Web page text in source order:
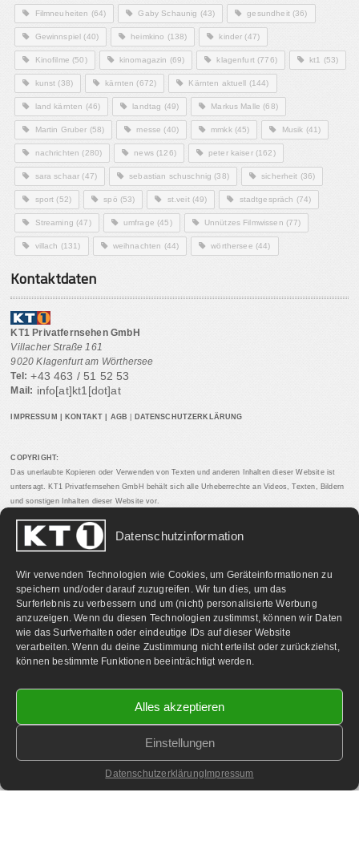
Datenschutzinformation
Wir verwenden Technologien wie Cookies, um Geräteinformationen zu
speichern und/oder darauf zuzugreifen. Wir tun dies, um das
Surferlebnis zu verbessern und um (nicht) personalisierte Werbung
anzuzeigen. Wenn du diesen Technologien zustimmst, können wir Daten
wie das Surfverhalten oder eindeutige IDs auf dieser Website
verarbeiten. Wenn du deine Zustimmung nicht erteilst oder zurückziehst,
können bestimmte Funktionen beeinträchtigt werden.
Alles akzeptieren
Einstellungen
Datenschutzerklärung Impressum
Filmneuheiten (64) Gaby Schaunig (43) gesundheit(36)
Gewinnspiel (40) heimkino (138) kinder (47)
Kinofilme (50) kinomagazin (69) klagenfurt(776) kt1 (53)
kunst (38) kärnten (672) Kärnten aktuell (144)
land kärnten (46) landtag (49) Markus Malle (68)
Martin Gruber (58) messe (40) mmkk(45) Musik (41)
nachrichten (280) news(126) peter kaiser(162)
sara schaar (47) sebastian schuschnig (38) sicherheit (36)
sport (52) spö (53) st.veit(49) stadtgespräch (74)
Streaming (47) umfrage (45) Unnützes Filmwissen (77)
villach (131) weihnachten (44) wörthersee (44)
Kontaktdaten
KT1 Privatfernsehen GmbH
Villacher Straße 161
9020 Klagenfurt am Wörthersee
Tel: +43 463 / 51 52 53
Mail: info[at]kt1[dot]at
IMPRESSUM KONTAKT AGB DATENSCHUTZERKLÄRUNG
COPYRIGHT:
Das unerlaubte Kopieren oder Verwenden von Texten und anderen Inhalten dieser Website ist
untersagt. KT1 Privatfernsehen GmbH behält sich alle Urheberrechte an Videos, Texten, Bildern
und sonstigen Inhalten dieser Website vor.
PARTNERLINKS:
2026 KT1 Privatfernsehen - Alle Rechte vorbehalten.
Homepage & Webbetreuung DF-Media.at